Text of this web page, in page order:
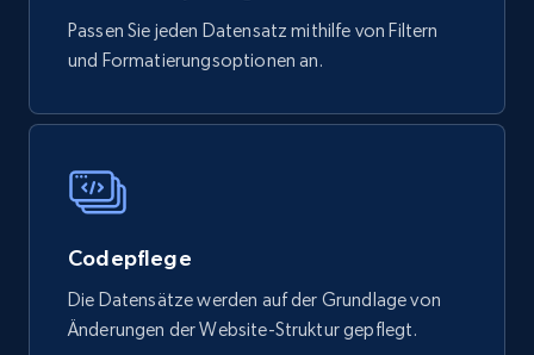
Passen Sie jeden Datensatz mithilfe von Filtern
und Formatierungsoptionen an.
Codepflege
Die Datensätze werden auf der Grundlage von
Änderungen der Website-Struktur gepflegt.